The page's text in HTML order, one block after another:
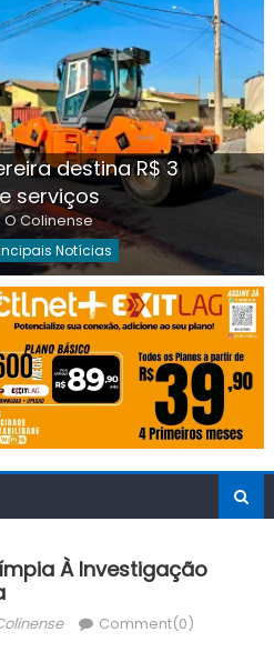
destina R$ 3
serviços
Author
O Colinense
Notícias
À Investigação
Comment(0)